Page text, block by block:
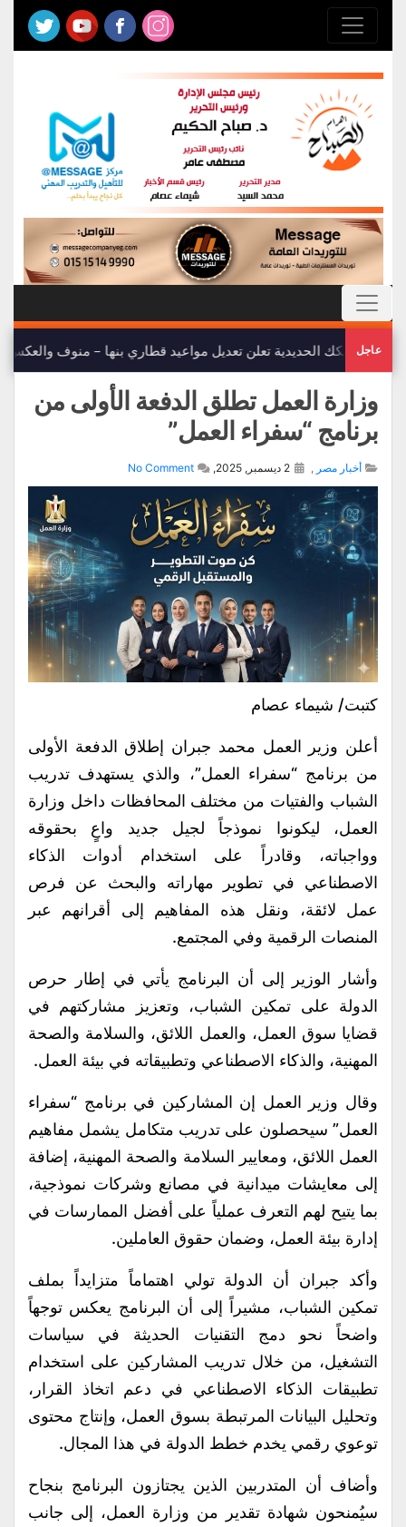
عاجل
هيئة السكك الحديدية تعلن تعديل مواعيد قطاري بنها – منوف والعكس
وزارة العمل تطلق الدفعة الأولى من
برنامج “سفراء العمل”
أخبار مصر ,
No Comment
كتبت/ شيماء عصام
أعلن وزير العمل محمد جبران إطلاق الدفعة الأولى
من برنامج “سفراء العمل”، والذي يستهدف تدريب
الشباب والفتيات من مختلف المحافظات داخل وزارة
العمل، ليكونوا نموذجاً لجيل جديد واعٍ بحقوقه
وواجباته، وقادراً على استخدام أدوات الذكاء
الاصطناعي في تطوير مهاراته والبحث عن فرص
عمل لائقة، ونقل هذه المفاهيم إلى أقرانهم عبر
المنصات الرقمية وفي المجتمع.
وأشار الوزير إلى أن البرنامج يأتي في إطار حرص
الدولة على تمكين الشباب، وتعزيز مشاركتهم في
قضايا سوق العمل، والعمل اللائق، والسلامة والصحة
المهنية، والذكاء الاصطناعي وتطبيقاته في بيئة العمل.
وقال وزير العمل إن المشاركين في برنامج “سفراء
العمل” سيحصلون على تدريب متكامل يشمل مفاهيم
العمل اللائق، ومعايير السلامة والصحة المهنية، إضافة
إلى معايشات ميدانية في مصانع وشركات نموذجية،
بما يتيح لهم التعرف عملياً على أفضل الممارسات في
إدارة بيئة العمل، وضمان حقوق العاملين.
وأكد جبران أن الدولة تولي اهتماماً متزايداً بملف
تمكين الشباب، مشيراً إلى أن البرنامج يعكس توجهاً
واضحاً نحو دمج التقنيات الحديثة في سياسات
التشغيل، من خلال تدريب المشاركين على استخدام
تطبيقات الذكاء الاصطناعي في دعم اتخاذ القرار،
وتحليل البيانات المرتبطة بسوق العمل، وإنتاج محتوى
توعوي رقمي يخدم خطط الدولة في هذا المجال.
وأضاف أن المتدربين الذين يجتازون البرنامج بنجاح
سيُمنحون شهادة تقدير من وزارة العمل، إلى جانب